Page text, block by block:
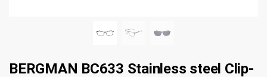
BERGMAN BC633 Stainless steel Clip-